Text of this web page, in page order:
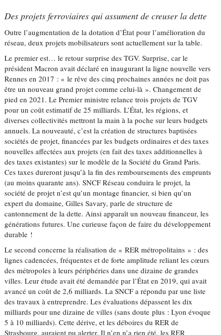
Des projets ferroviaires qui assument de creuser la dette
Outre l’augmentation de la dotation d’État pour l’amélioration du
réseau, deux projets mobilisateurs sont actuellement sur la table.
Le premier est… le retour surprise des TGV. Surprise, car le
président Macron avait déclaré en inaugurant la ligne nouvelle vers
Rennes en 2017 : « le rêve des cinq prochaines années ne doit pas
être un nouveau grand projet comme celui-là ». Changement de
pied en 2021. Le Premier ministre relance trois projets de TGV
pour un coût estimatif de 25 milliards. L’État, les régions, et
diverses collectivités mettront la main à la poche sur leurs budgets
annuels. La nouveauté, c’est la création de structures baptisées
sociétés de projet, financées par les budgets ordinaires et des taxes
nouvelles affectées aux projets (en fait des taxes additionnelles à
des taxes existantes) sur le modèle de la Société du Grand Paris.
Ces taxes dureront jusqu’à la fin des remboursements des emprunts
(au moins quarante ans). SNCF Réseau conduira le projet, la
société de projet n’est qu’un montage financier, si bien qu’un
expert du domaine, Gilles Savary, parle de structure de
cantonnement de la dette. Ainsi apparaît un nouveau financeur, les
générations futures. Une curieuse façon de faire du développement
durable !
Le second concerne la réalisation de « RER métropolitains » : des
lignes cadencées, fréquentes et de forte amplitude reliant les cœurs
des métropoles à leurs périphéries dans une dizaine de grandes
villes. Leur étude avait été demandée par l’État en 2019, qui avait
avancé un coût de 2,6 milliards. La SNCF a répondu par une liste
des travaux à entreprendre. Les évaluations dépassent les dix
milliards pour une dizaine de villes (sans doute plus : Lyon évoque
5 à 10 milliards). Cette dérive, et les déboires du RER de
Strasbourg, auraient pu alerter. Il n’en n’a rien été, les RER